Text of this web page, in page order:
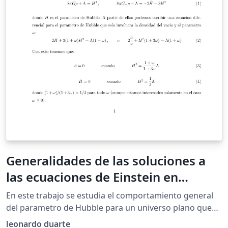
Generalidades de las soluciones a
las ecuaciones de Einstein en
presecia de una densidad del vacio
que decae monotonamente con el
En este trabajo se estudia el comportamiento general
del parametro de Hubble para un universo plano que
alberga un gas ideal con presion positiva o nula junto
leonardo duarte